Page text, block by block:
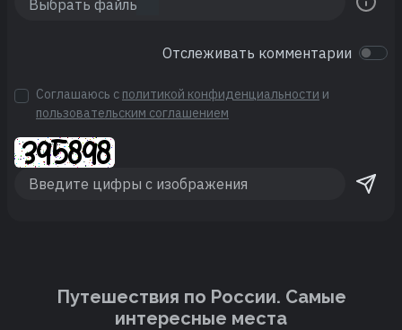
Отслеживать комментарии
Соглашаюсь с политикой конфиденциальности и
пользовательским соглашением
Путешествия по России. Cамые
интересные места